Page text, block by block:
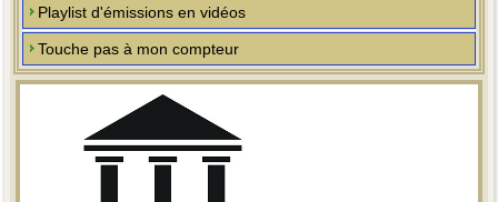
Playlist d'émissions en vidéos
Touche pas à mon compteur